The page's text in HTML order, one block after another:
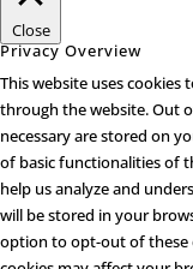
Close
Privacy Overview
This website uses
through the website. Out
necessary are stored on
of basic functionalities of
help us analyze and
will be stored in your
option to opt-out of these